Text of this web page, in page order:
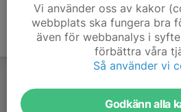
Vi använder oss av kakor
webbplats ska fungera bra
även för webbanalys i
förbättra våra
Så använder vi
Godkänn alla